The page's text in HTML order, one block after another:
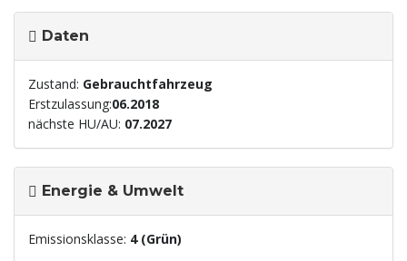
Daten
Zustand: Gebrauchtfahrzeug
Erstzulassung:06.2018
nächste HU/AU: 07.2027
Energie & Umwelt
Emissionsklasse: 4 (Grün)